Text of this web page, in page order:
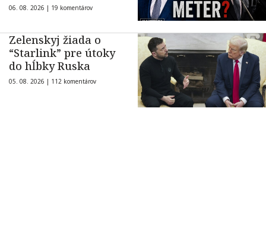
06. 08. 2026 | 19 komentárov
Zelenskyj žiada o
“Starlink” pre útoky
do hĺbky Ruska
05. 08. 2026 | 112 komentárov